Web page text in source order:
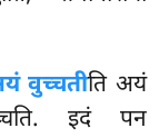
वुच्चतीति अयं
इदं पन